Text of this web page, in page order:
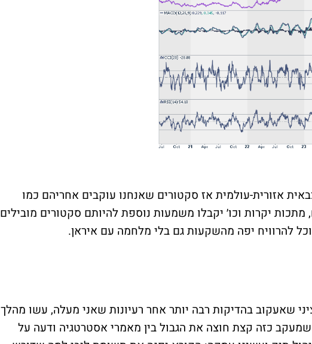
אזורית-עולמית אז סקטורים שאנחנו עוקבים אחריהם כמו
מתכות יקרות וכו׳ יקבלו משמעות נוספת להיותם סקטורים מובילים
להרוויח יפה מהשקעות גם בלי מלחמה עם איראן.
שאעקוב בהדיקות רבה יותר אחר רעיונות שאני מעלה, עשו מהלך
שמעקב כזה קצת חוצה את הגבול בין מאמרי אסטרטגיה ודעה על